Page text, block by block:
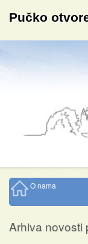
Pučko
O nama
Arhiva novosti